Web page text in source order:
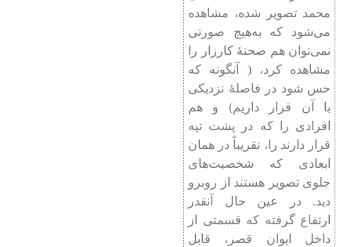
محمد تصویر شده، مشاهده
می‌‌شود كه به‌هیچ صورتی
نمی‌توان هم صحنۀ كارزار را
مشاهده كرد، ( آنگونه كه
حس شود در فاصلۀ نزدیكی
با آن قرار داریم) و هم
افرادی را كه در پشت تپه
قرار دارند را، تقریباً در همان
ابعادی كه شخصیت‌های
جلوی تصویر هستند از روبرو
دید. در عین حال آنقدر
ارتفاع گرفته كه قسمتی از
داخل ایوان قصر، قابل